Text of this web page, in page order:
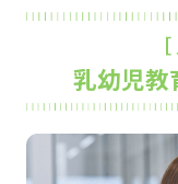
乳幼児教